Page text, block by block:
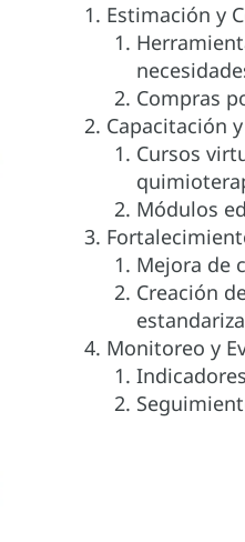
Estimación y
Compras
Capacitación
Cursos
Módulos
Mejora de
Creación
Monitoreo y